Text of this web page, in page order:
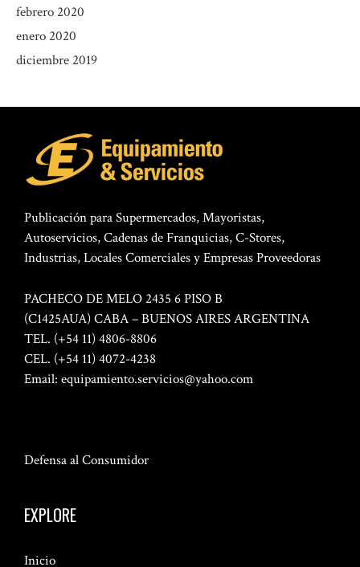
febrero 2020
enero 2020
diciembre 2019
Publicación para Supermercados, Mayoristas,
Autoservicios, Cadenas de Franquicias, C-Stores,
Industrias, Locales Comerciales y Empresas Proveedoras
PACHECO DE MELO 2435 6 PISO B
(C1425AUA) CABA – BUENOS AIRES ARGENTINA
TEL. (+54 11) 4806-8806
CEL. (+54 11) 4072-4238
Email: equipamiento.servicios@yahoo.com
Defensa al Consumidor
EXPLORE
Inicio